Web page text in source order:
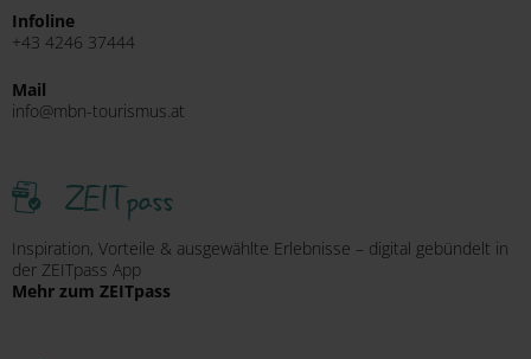
Infoline
+43 4246 37444
Mail
info@mbn-tourismus.at
ZEITpass
Inspiration, Vorteile & ausgewählte Erlebnisse – digital gebündelt in
der ZEITpass App
Mehr zum ZEITpass